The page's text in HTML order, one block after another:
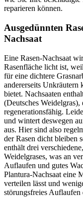
reparieren können.
Ausgedünnten
Nachsaat
Eine Rasen-Nachsaat
Rasenfläche licht ist,
für eine dichtere
andererseits Unkräutern
bietet. Nachsaaten
(Deutsches Weidelgras),
regenerationsfähig.
und wintert deswegen
aus. Hier sind also
der Rasen dicht bleiben
enthält drei
Weidelgrases, was an
Auflaufen und gutes
Plantura-Nachsaat eine
verteilen lässt und
störungsfreies Auflaufen